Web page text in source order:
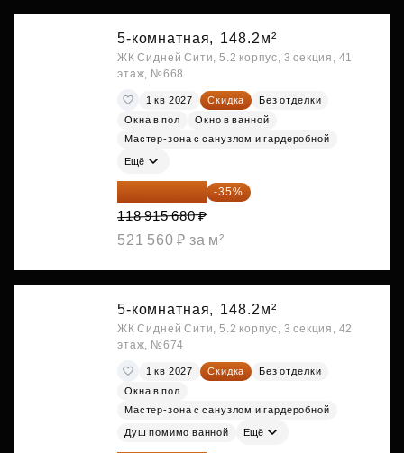
5-комнатная, 148.2м²
ЖК Сидней Сити, 5.2 корпус, 3 секция, 41
этаж, №668
1 кв 2027 Скидка
Без отделки
Окна в пол
Окно в ванной
Мастер-зона с санузлом и гардеробной
Ещё
77 295 192 ₽ -35%
118 915 680 ₽
521 560 ₽ за м²
5-комнатная, 148.2м²
ЖК Сидней Сити, 5.2 корпус, 3 секция, 42
этаж, №674
1 кв 2027 Скидка
Без отделки
Окна в пол
Мастер-зона с санузлом и гардеробной
Душ помимо ванной Ещё